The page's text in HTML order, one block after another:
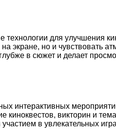
технологии для улучшения
экране, но и чувствовать
в сюжет и делает
интерактивных
викторин и
в увлекательных